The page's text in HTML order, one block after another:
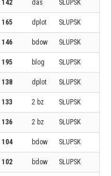
142 das SŁUPSK
165 dplot SŁUPSK
146 bdow SŁUPSK
195 blog SŁUPSK
138 dplot SŁUPSK
133 2 bz SŁUPSK
136 2 bz SŁUPSK
104 bdow SŁUPSK
102 bdow SŁUPSK